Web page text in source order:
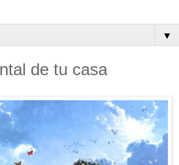
▼
de tu casa